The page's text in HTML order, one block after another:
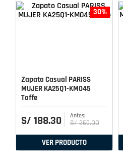
30%
Zapato Casual PARISS
MUJER KA25Q1-KM045
Toffe
S/ 188.30 S/ 269.00
VER PRODUCTO